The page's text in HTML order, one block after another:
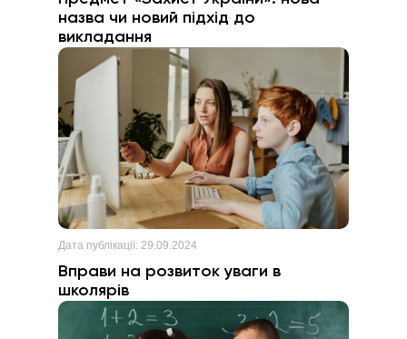
назва чи новий підхід до
викладання
Дата публікації: 29.09.2024
Вправи на розвиток уваги в
школярів